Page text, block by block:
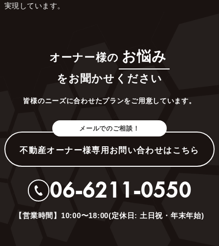
実現しています。
オーナー様の お悩み
をお聞かせください
皆様のニーズに合わせたプランをご用意しています。
メールでのご相談！
不動産オーナー様専用お問い合わせはこちら
06-6211-0550
【営業時間】10:00〜18:00(定休日: 土日祝・年末年始)